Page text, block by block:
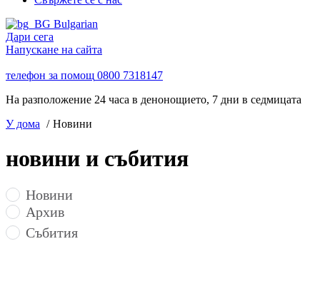
Bulgarian
Дари сега
Напускане на сайта
телефон за помощ 0800 7318147
На разположение 24 часа в денонощието, 7 дни в седмицата
У дома
Новини
новини и събития
Новини
Архив
Събития